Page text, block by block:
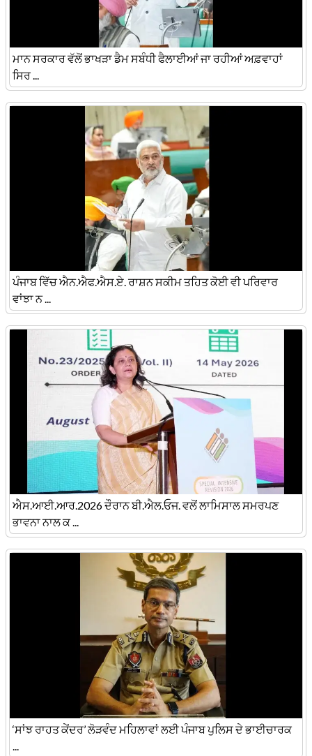
ਮਾਨ ਸਰਕਾਰ ਵੱਲੋਂ ਭਾਖੜਾ ਡੈਮ ਸਬੰਧੀ ਫੈਲਾਈਆਂ ਜਾ ਰਹੀਆਂ ਅਫ਼ਵਾਹਾਂ
ਸਿਰ ...
ਪੰਜਾਬ ਵਿੱਚ ਐਨ.ਐਫ.ਐਸ.ਏ. ਰਾਸ਼ਨ ਸਕੀਮ ਤਹਿਤ ਕੋਈ ਵੀ ਪਰਿਵਾਰ
ਵਾਂਝਾ ਨ ...
ਐਸ.ਆਈ.ਆਰ.2026 ਦੌਰਾਨ ਬੀ.ਐਲ.ਓਜ. ਵਲੋਂ ਲਾਮਿਸਾਲ ਸਮਰਪਣ
ਭਾਵਨਾ ਨਾਲ ਕ ...
‘ਸਾਂਝ ਰਾਹਤ ਕੇਂਦਰ’ ਲੋੜਵੰਦ ਮਹਿਲਾਵਾਂ ਲਈ ਪੰਜਾਬ ਪੁਲਿਸ ਦੇ ਭਾਈਚਾਰਕ